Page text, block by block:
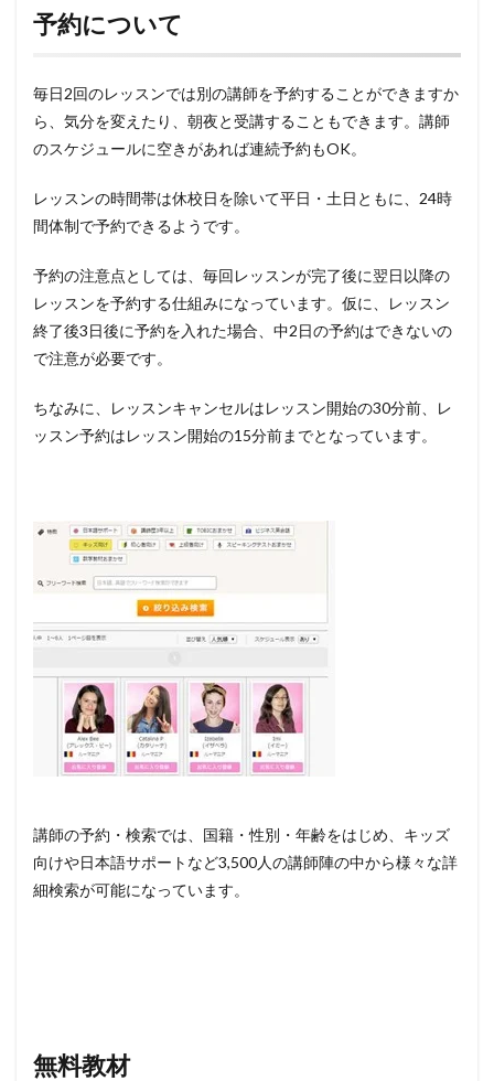
予約について
毎日2回のレッスンでは別の講師を予約することができますか
ら、気分を変えたり、朝夜と受講することもできます。講師
のスケジュールに空きがあれば連続予約もOK。
レッスンの時間帯は休校日を除いて平日・土日ともに、24時
間体制で予約できるようです。
予約の注意点としては、毎回レッスンが完了後に翌日以降の
レッスンを予約する仕組みになっています。仮に、レッスン
終了後3日後に予約を入れた場合、中2日の予約はできないの
で注意が必要です。
ちなみに、レッスンキャンセルはレッスン開始の30分前、レ
ッスン予約はレッスン開始の15分前までとなっています。
講師の予約・検索では、国籍・性別・年齢をはじめ、キッズ
向けや日本語サポートなど3,500人の講師陣の中から様々な詳
細検索が可能になっています。
無料教材